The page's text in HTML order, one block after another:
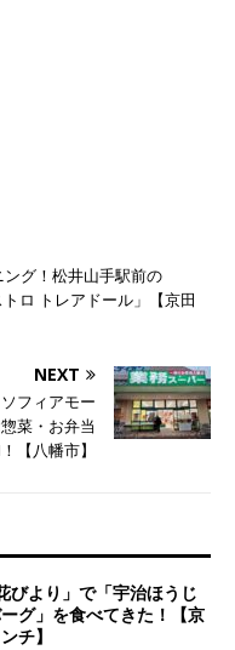
グ！松井山手駅前の
ロ トレアドール」【京田
NEXT
フィアモー
菜・お弁当
【八幡市】
びより」で「宇治ほうじ
グ」を食べてきた！【京
チ】